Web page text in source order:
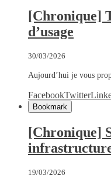
[Chronique]
d’usage
30/03/2026
Aujourd’hui je vous
FacebookTwitter
Bookmark
[Chronique]
19/03/2026